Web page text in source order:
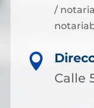
/

Calle